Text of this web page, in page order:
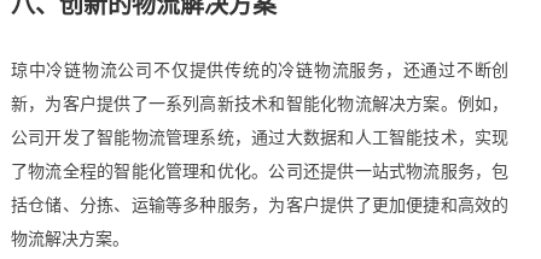
琼中冷链物流公司不仅提供传统的冷链物流服务，还通过不断创
新，为客户提供了一系列高新技术和智能化物流解决方案。例如，
公司开发了智能物流管理系统，通过大数据和人工智能技术，实现
了物流全程的智能化管理和优化。公司还提供一站式物流服务，包
括仓储、分拣、运输等多种服务，为客户提供了更加便捷和高效的
物流解决方案。